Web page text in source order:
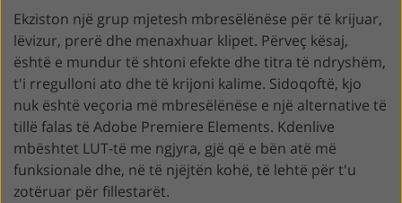
Ekziston një grup mjetesh mbresëlënëse për të krijuar,
lëvizur, prerë dhe menaxhuar klipet. Përveç kësaj,
është e mundur të shtoni efekte dhe titra të ndryshëm,
t'i rregulloni ato dhe të krijoni kalime. Sidoqoftë, kjo
nuk është veçoria më mbresëlënëse e një alternative të
tillë falas të Adobe Premiere Elements. Kdenlive
mbështet LUT-të me ngjyra, gjë që e bën atë më
funksionale dhe, në të njëjtën kohë, të lehtë për t'u
zotëruar për fillestarët.